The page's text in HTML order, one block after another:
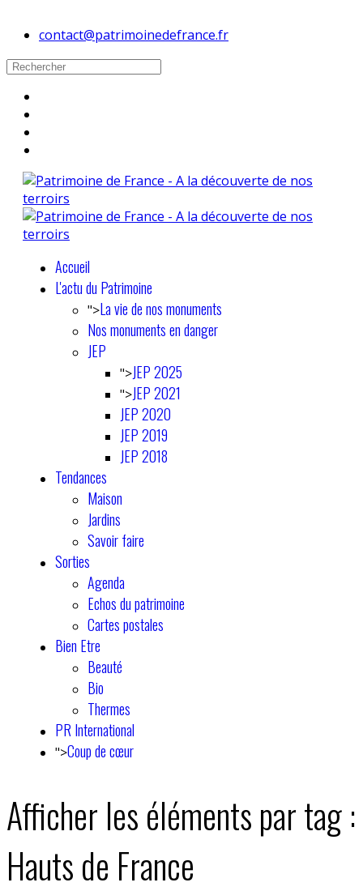
contact@patrimoinedefrance.fr
Accueil
L'actu du Patrimoine
">La vie de nos monuments
Nos monuments en danger
JEP
">JEP 2025
">JEP 2021
JEP 2020
JEP 2019
JEP 2018
Tendances
Maison
Jardins
Savoir faire
Sorties
Agenda
Echos du patrimoine
Cartes postales
Bien Etre
Beauté
Bio
Thermes
PR International
">Coup de cœur
Afficher les éléments par tag :
Hauts de France